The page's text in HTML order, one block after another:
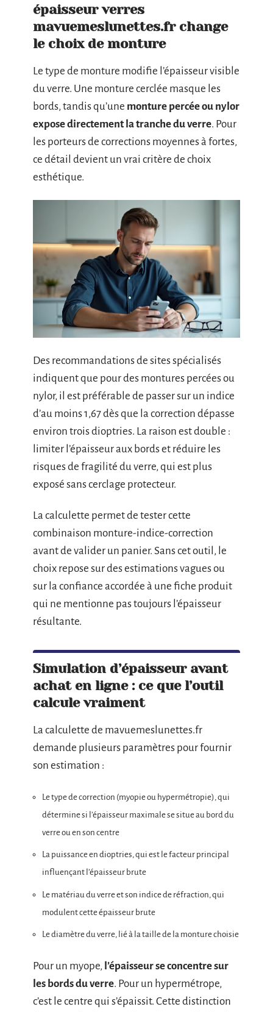
épaisseur verres
mavuemeslunettes.fr change
le choix de monture
Le type de monture modifie l’épaisseur visible
du verre. Une monture cerclée masque les
bords, tandis qu’une monture percée ou nylor
expose directement la tranche du verre. Pour
les porteurs de corrections moyennes à fortes,
ce détail devient un vrai critère de choix
esthétique.
Des recommandations de sites spécialisés
indiquent que pour des montures percées ou
nylor, il est préférable de passer sur un indice
d’au moins 1,67 dès que la correction dépasse
environ trois dioptries. La raison est double :
limiter l’épaisseur aux bords et réduire les
risques de fragilité du verre, qui est plus
exposé sans cerclage protecteur.
La calculette permet de tester cette
combinaison monture-indice-correction
avant de valider un panier. Sans cet outil, le
choix repose sur des estimations vagues ou
sur la confiance accordée à une fiche produit
qui ne mentionne pas toujours l’épaisseur
résultante.
Simulation d’épaisseur avant
achat en ligne : ce que l’outil
calcule vraiment
La calculette de mavuemeslunettes.fr
demande plusieurs paramètres pour fournir
son estimation :
Le type de correction (myopie ou hypermétropie), qui
détermine si l’épaisseur maximale se situe au bord du
verre ou en son centre
La puissance en dioptries, qui est le facteur principal
influençant l’épaisseur brute
Le matériau du verre et son indice de réfraction, qui
modulent cette épaisseur brute
Le diamètre du verre, lié à la taille de la monture choisie
Pour un myope, l’épaisseur se concentre sur
les bords du verre. Pour un hypermétrope,
c’est le centre qui s’épaissit. Cette distinction